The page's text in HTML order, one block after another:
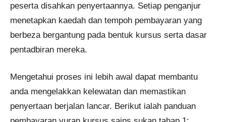
peserta disahkan penyertaannya. Setiap penganjur
menetapkan kaedah dan tempoh pembayaran yang
berbeza bergantung pada bentuk kursus serta dasar
pentadbiran mereka.
Mengetahui proses ini lebih awal dapat membantu
anda mengelakkan kelewatan dan memastikan
penyertaan berjalan lancar. Berikut ialah panduan